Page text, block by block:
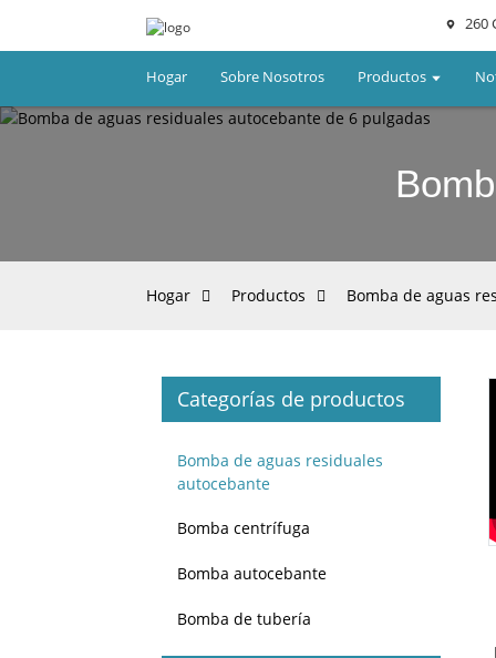
260
Hogar Sobre Nosotros Productos
Hogar Productos Bomba de aguas
Categorías de productos
Bomba de aguas residuales
autocebante
Bomba centrífuga
Bomba autocebante
Bomba de tubería
Loading...
Loading...